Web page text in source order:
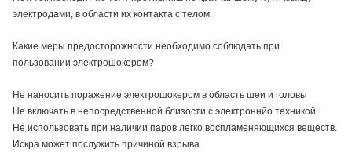
электродами, в области их контакта с телом.
Какие меры предосторожности необходимо соблюдать при
пользовании электрошокером?
Не наносить поражение электрошокером в область шеи и головы
Не включать в непосредственной близости с электроннйо техникой
Не использовать при наличии паров легко воспламеняющихся веществ.
Искра может послужить причиной взрыва.